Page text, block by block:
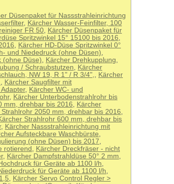
Düsenpaket für Nassstrahleinrichtung
, Kärcher Wasser-Feinfilter, 100
FR 50, Kärcher Düsenpaket für
Spritzwinkel 15° 15100 bis 2016,
, Kärcher HD-Düse Spritzwinkel 0°
und Niededruck (ohne Düsen),
(ohne Düse), Kärcher Drehkupplung,
/ Schraubstutzen, Kärcher
NW 19, R 1" / R 3/4",, Kärcher
, Kärcher Saugfilter mit
, Kärcher WC- und
, Kärcher Unterbodenstrahlrohr bis
mm, drehbar bis 2016, Kärcher
Strahlrohr 2050 mm, drehbar bis 2016,
Strahlrohr 600 mm, drehbar bis
, Kärcher Nassstrahleinrichtung mit
Aufsteckbare Waschbürste,
(ohne Düsen) bis 2017,
rotierend, Kärcher Dreckfräser - nicht
, Kärcher Dampfstrahldüse 50° 2 mm,
für Geräte ab 1100 l/h,
für Geräte ab 1100 l/h,
, Kärcher Servo Control Regler >